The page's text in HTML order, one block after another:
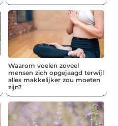
Waarom voelen zoveel
mensen zich opgejaagd terwijl
alles makkelijker zou moeten
zijn?